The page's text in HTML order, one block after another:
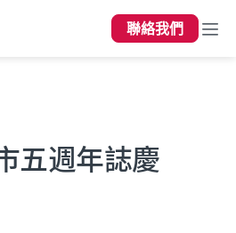
聯絡我們
五週年誌慶